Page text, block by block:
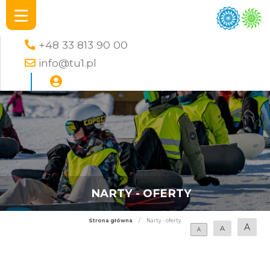
+48 33 813 90 00
info@tu1.pl
NARTY - OFERTY
Strona główna /
Narty - oferty
A
A A